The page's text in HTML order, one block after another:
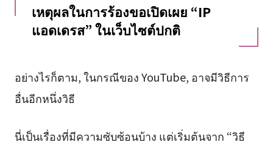
เหตุผลในการร้องขอเปิดเผย “IP
แอดเดรส” ในเว็บไซต์ปกติ
อย่างไรก็ตาม, ในกรณีของ YouTube, อาจมีวิธีการ
อื่นอีกหนึ่งวิธี
นี่เป็นเรื่องที่มีความซับซ้อนบ้าง แต่เริ่มต้นจาก “วิธี